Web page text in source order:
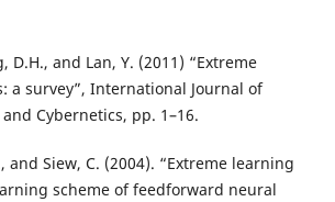
D.H., and Lan, Y. (2011) “Extreme
a survey”, International Journal of
Cybernetics, pp. 1–16.
and Siew, C. (2004). “Extreme learning
scheme of feedforward neural